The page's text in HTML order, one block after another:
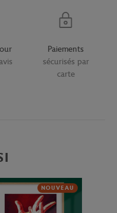
Paiements
sécurisés par
carte
NOUVEAU